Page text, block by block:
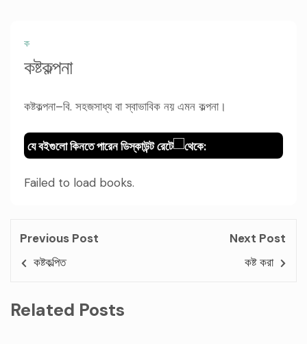
ক
কষ্টকল্পনা
কষ্টকল্পনা–বি. সহজসাধ্য বা স্বাভাবিক নয় এমন কল্পনা।
যে বইগুলো কিনতে পারেন ডিস্কাউন্ট রেটে থেকে:
Failed to load books.
Previous Post
কষ্টকল্পিত
Next Post
কষ্ট করা
Related Posts